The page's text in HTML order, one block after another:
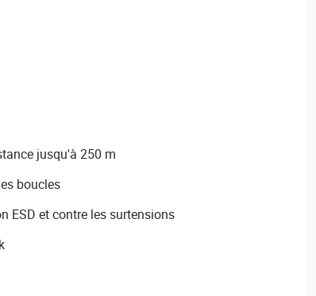
jusqu'à 250 m
boucles
ESD et contre les surtensions